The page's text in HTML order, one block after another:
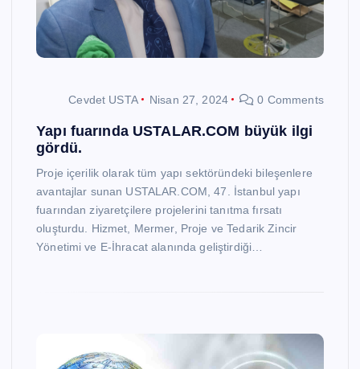
Cevdet USTA Nisan 27, 2024 0 Comments
Yapı fuarında USTALAR.COM büyük ilgi
gördü.
Proje içerilik olarak tüm yapı sektöründeki bileşenlere
avantajlar sunan USTALAR.COM, 47. İstanbul yapı
fuarından ziyaretçilere projelerini tanıtma fırsatı
oluşturdu. Hizmet, Mermer, Proje ve Tedarik Zincir
Yönetimi ve E-İhracat alanında geliştirdiği…